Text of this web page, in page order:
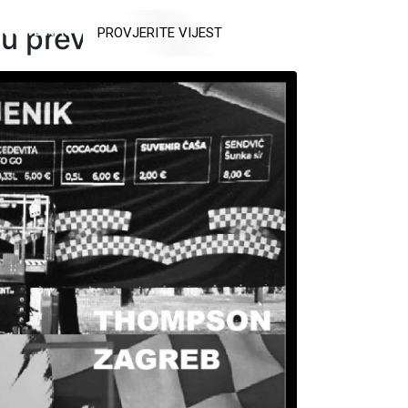
NAS PROVJERITE VIJEST
previsoke?